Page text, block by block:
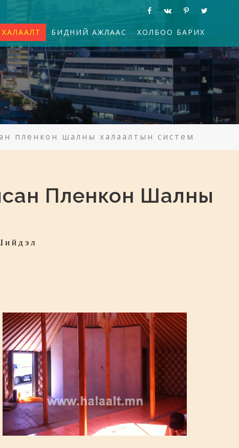
БИДНИЙ АЖЛААС ХОЛБОО БАРИХ
пленкон шалны халаалтын систем
Пленкон Шалны